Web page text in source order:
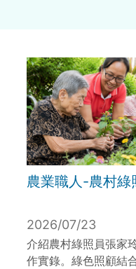
農業職人-農村綠
2026/07/23
介紹農村綠照員張家
作實錄。綠色照顧結